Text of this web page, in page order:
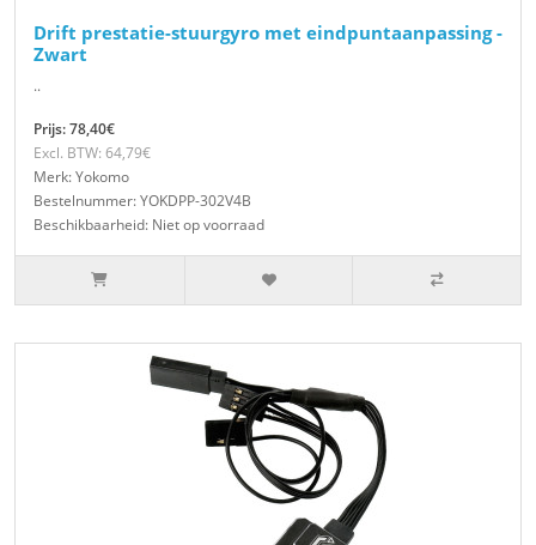
Drift prestatie-stuurgyro met eindpuntaanpassing -
Zwart
..
Prijs: 78,40€
Excl. BTW: 64,79€
Merk: Yokomo
Bestelnummer: YOKDPP-302V4B
Beschikbaarheid: Niet op voorraad